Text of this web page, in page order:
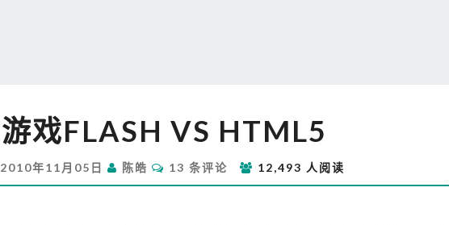
戏
VS
HTML5
游戏FLASH VS HTML5
2010年11月05日 陈皓
评
论
13 条评论 12,493 人阅读